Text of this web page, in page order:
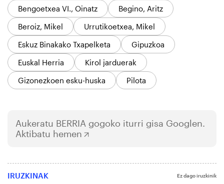
Bengoetxea VI., Oinatz
Begino, Aritz
Beroiz, Mikel
Urrutikoetxea, Mikel
Eskuz Binakako Txapelketa
Gipuzkoa
Euskal Herria
Kirol jarduerak
Gizonezkoen esku-huska
Pilota
Aukeratu BERRIA gogoko iturri gisa Googlen.
Aktibatu hemen
IRUZKINAK Ez dago iruzkinik